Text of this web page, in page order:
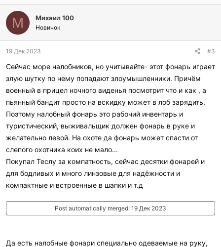
М Михаил 100
Новичок
19 Дек 2023 #3
Сейчас море налобников, но учитывайте- этот фонарь играет
злую шутку по нему попадают злоумышленники. Причём
военный в прицел ночного виденья посмотрит что и как , а
пьянный бандит просто на вскидку может в лоб зарядить.
Поэтому налобный фонарь это рабочий инвентарь и
туристический, выживальщик должен фонарь в руке и
желательно левой. На охоте да фонарь может спасти от
слепого охотника коих не мало...
Покупал Теслу за компатность, сейчас десятки фонарей и
для бодливых и много линзовые для надёжности и
компактные и встроенные в шапки и т.д
Post automatically merged: 19 Дек 2023
Да есть налобные фонари специально одеваемые на руку,